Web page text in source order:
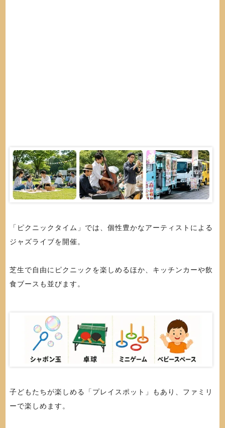
「ピクニックタイム」では、個性豊かなアーティストによる
ジャズライブを開催。
芝生で自由にピクニックを楽しめるほか、キッチンカーや飲
食ブースも並びます。
子どもたちが楽しめる「プレイスポット」もあり、ファミリ
ーで楽しめます。